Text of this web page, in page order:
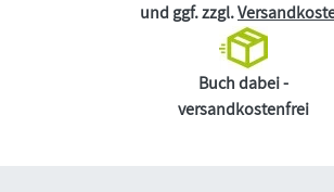
und ggf. zzgl.
Buch dabei -
versandkostenfrei